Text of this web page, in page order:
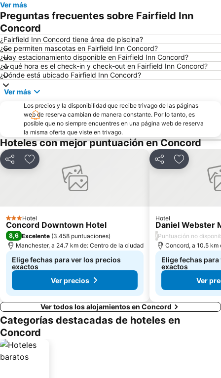
Ver más
Preguntas frecuentes sobre Fairfield Inn
Concord
¿Fairfield Inn Concord tiene área de piscina?
¿Se permiten mascotas en Fairfield Inn Concord?
¿Hay estacionamiento disponible en Fairfield Inn Concord?
¿A qué hora es el check-in y check-out en Fairfield Inn Concord?
¿Dónde está ubicado Fairfield Inn Concord?
Ver más
Los precios y la disponibilidad que recibe trivago de las páginas
web de reserva cambian de manera constante. Por lo tanto, es
posible que no siempre encuentres en una página web de reserva
la misma oferta que viste en trivago.
Hoteles con mejor puntuación en Concord
CompartirAgregar a favoritos
3 Estrellas
Hotel
Concord Downtown Hotel
8,6 Excelente (3.458 puntuaciones)
Manchester, a 24.7 km de: Centro de la ciudad
Elige fechas para ver los precios
exactos
Ver precios
CompartirAgregar a
Hotel
Daniel Webster
/Puntuación no
Concord, a 10.5 km
Elige fechas
exactos
Ver
Ver todos los alojamientos en Concord
Categorías destacadas de hoteles en
Concord